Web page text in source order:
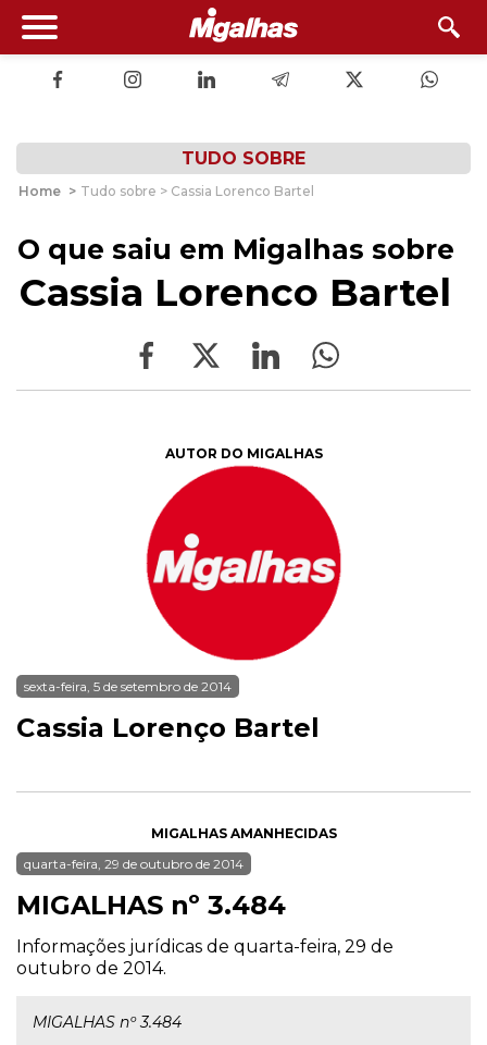
TUDO SOBRE
Home > Tudo sobre > Cassia Lorenco Bartel
O que saiu em Migalhas sobre
Cassia Lorenco Bartel
AUTOR DO MIGALHAS
sexta-feira, 5 de setembro de 2014
Cassia Lorenço Bartel
MIGALHAS AMANHECIDAS
quarta-feira, 29 de outubro de 2014
MIGALHAS nº 3.484
Informações jurídicas de quarta-feira, 29 de
outubro de 2014.
MIGALHAS nº 3.484